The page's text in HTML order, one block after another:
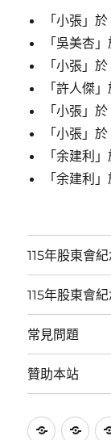
「小張 」
「吳美杏
「小張 」
「許人傑
「小張 」
「小張 」
「余建利
「余建利
115年股東會
115年股東會
常見問題
贊助本站
115 115